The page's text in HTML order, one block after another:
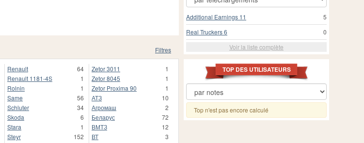
Filtres
Renault
64
Renault 1181-4S
1
Rolnin
1
Same
56
Schluter
34
Skoda
6
Stara
1
Steyr
152
Zetor 3011
1
Zetor 8045
1
Zetor Proxima 90
1
АТЗ
10
Агромаш
2
Беларус
72
ВМТЗ
12
ВТ
3
5
Additional Earnings 11
0
Real Truckers 6
Voir la liste complète
TOP DES UTILISATEURS
Top n'est pas encore calculé